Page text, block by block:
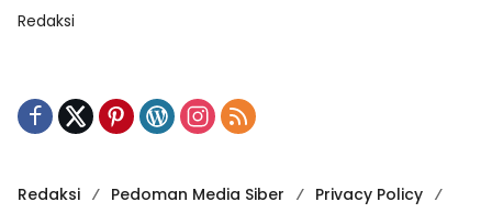
Redaksi
Redaksi Pedoman Media Siber
Privacy Policy